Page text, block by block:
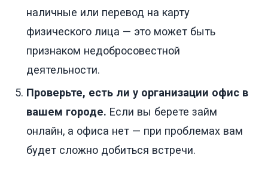
наличные или перевод на карту
физического лица — это может быть
признаком недобросовестной
деятельности.
Проверьте, есть ли у организации офис в
вашем городе. Если вы берете займ
онлайн, а офиса нет — при проблемах вам
будет сложно добиться встречи.